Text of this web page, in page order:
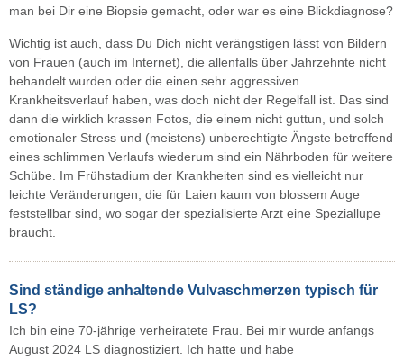
man bei Dir eine Biopsie gemacht, oder war es eine Blickdiagnose?
Wichtig ist auch, dass Du Dich nicht verängstigen lässt von Bildern
von Frauen (auch im Internet), die allenfalls über Jahrzehnte nicht
behandelt wurden oder die einen sehr aggressiven
Krankheitsverlauf haben, was doch nicht der Regelfall ist. Das sind
dann die wirklich krassen Fotos, die einem nicht guttun, und solch
emotionaler Stress und (meistens) unberechtigte Ängste betreffend
eines schlimmen Verlaufs wiederum sind ein Nährboden für weitere
Schübe. Im Frühstadium der Krankheiten sind es vielleicht nur
leichte Veränderungen, die für Laien kaum von blossem Auge
feststellbar sind, wo sogar der spezialisierte Arzt eine Speziallupe
braucht.
Sind ständige anhaltende Vulvaschmerzen typisch für
LS?
Ich bin eine 70-jährige verheiratete Frau. Bei mir wurde anfangs
August 2024 LS diagnostiziert. Ich hatte und habe